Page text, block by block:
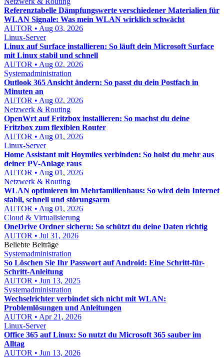
Referenztabelle Dämpfungswerte verschiedener Materialien für
WLAN Signale: Was mein WLAN wirklich schwächt
AUTOR • Aug 03, 2026
Linux-Server
Linux auf Surface installieren: So läuft dein Microsoft Surface
mit Linux stabil und schnell
AUTOR • Aug 02, 2026
Systemadministration
Outlook 365 Ansicht ändern: So passt du dein Postfach in
Minuten an
AUTOR • Aug 02, 2026
Netzwerk & Routing
OpenWrt auf Fritzbox installieren: So machst du deine
Fritzbox zum flexiblen Router
AUTOR • Aug 01, 2026
Linux-Server
Home Assistant mit Hoymiles verbinden: So holst du mehr aus
deiner PV-Anlage raus
AUTOR • Aug 01, 2026
Netzwerk & Routing
WLAN optimieren im Mehrfamilienhaus: So wird dein Internet
stabil, schnell und störungsarm
AUTOR • Aug 01, 2026
Cloud & Virtualisierung
OneDrive Ordner sichern: So schützt du deine Daten richtig
AUTOR • Jul 31, 2026
Beliebte Beiträge
Systemadministration
So Löschen Sie Ihr Passwort auf Android: Eine Schritt-für-
Schritt-Anleitung
AUTOR • Jun 13, 2025
Systemadministration
Wechselrichter verbindet sich nicht mit WLAN:
Problemlösungen und Anleitungen
AUTOR • Apr 21, 2026
Linux-Server
Office 365 auf Linux: So nutzt du Microsoft 365 sauber im
Alltag
AUTOR • Jun 13, 2026